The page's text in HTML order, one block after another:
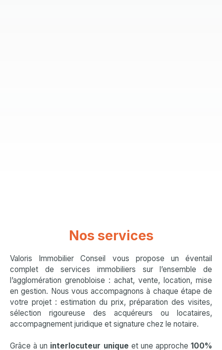
Nos services
Valoris Immobilier Conseil vous propose un éventail
complet de services immobiliers sur l’ensemble de
l’agglomération grenobloise : achat, vente, location, mise
en gestion. Nous vous accompagnons à chaque étape de
votre projet : estimation du prix, préparation des visites,
sélection rigoureuse des acquéreurs ou locataires,
accompagnement juridique et signature chez le notaire.
Grâce à un interlocuteur unique et une approche 100%